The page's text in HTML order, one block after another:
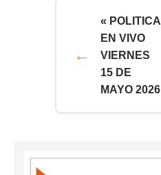
« POLITICA
EN VIVO
VIERNES
15 DE
MAYO 2026